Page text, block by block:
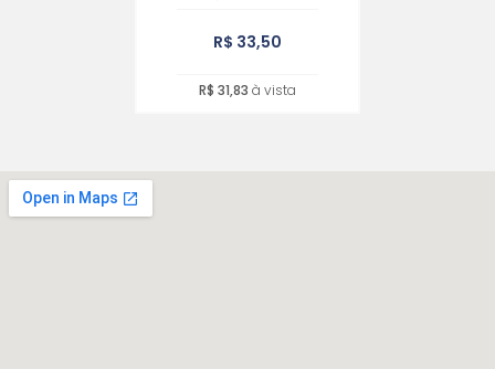
R$ 33,50
R$ 31,83 à vista